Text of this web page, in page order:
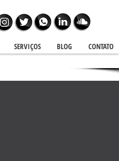
SERVIÇOS BLOG CONTATO